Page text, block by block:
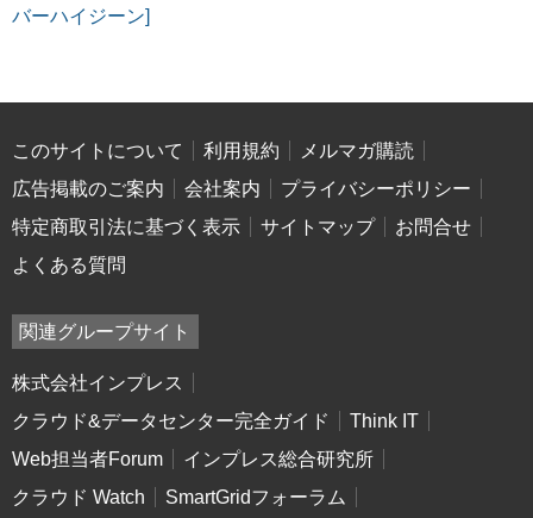
バーハイジーン]
このサイトについて 利用規約
メルマガ購読
広告掲載のご案内
会社案内
プライバシーポリシー
特定商取引法に基づく表示
サイトマップ
お問合せ
よくある質問
関連グループサイト
株式会社インプレス
クラウド&データセンター完全ガイド
Think IT
Web担当者Forum
インプレス総合研究所
クラウド Watch
SmartGridフォーラム